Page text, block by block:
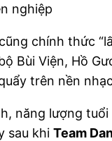
nghiệp
cũng chính thức
Bùi Viện, Hồ
trên nền
năng lượng
sau khiTeam